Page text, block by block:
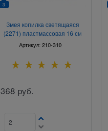
3
Змея копилка светящаяся
(2271) пластмассовая 16 см
высота
Артикул: 210-310
368 руб.